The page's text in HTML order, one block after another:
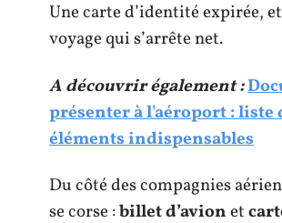
Une carte d’identité expirée, et
voyage qui s’arrête net.
A découvrir également :
présenter à l'aéroport : liste
éléments indispensables
Du côté des compagnies
se corse :billet d’avionet